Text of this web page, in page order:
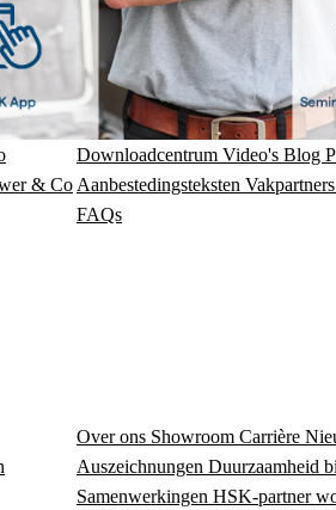
& Co
Downloadcentrum Video's Blog
Aanbestedingsteksten
FAQs
Over ons Showroom Carrière
Auszeichnungen Duurzaamheid
Samenwerkingen HSK-partner